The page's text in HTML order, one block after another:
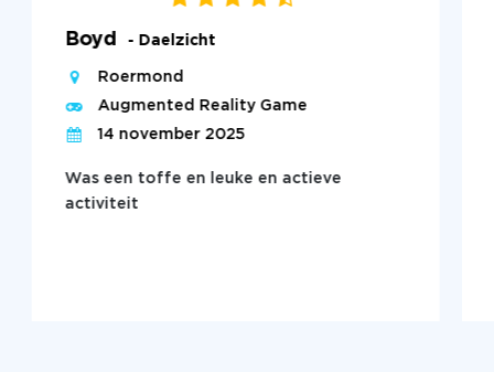
Boyd - Daelzicht
Roermond
Augmented Reality Game
14 november 2025
Was een toffe en leuke en actieve
activiteit